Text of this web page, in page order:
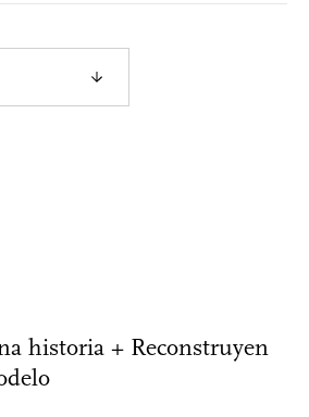
historia + Reconstruyen